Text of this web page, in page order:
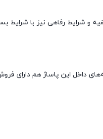
و شرایط رفاهی نیز با شرایط
داخل این پاساژ هم